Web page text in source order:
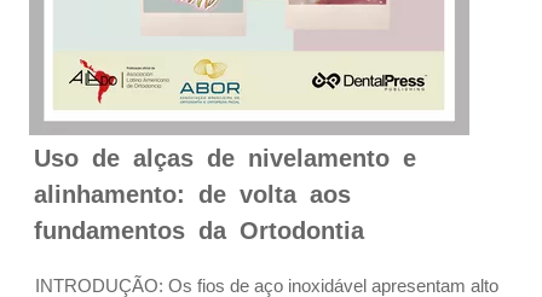
Uso de alças de nivelamento e
alinhamento: de volta aos
fundamentos da Ortodontia
INTRODUÇÃO: Os fios de aço inoxidável apresentam alto